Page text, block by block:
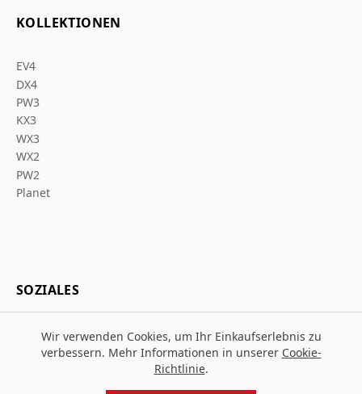
KOLLEKTIONEN
EV4
DX4
PW3
KX3
WX3
WX2
PW2
Planet
SOZIALES
Wir verwenden Cookies, um Ihr Einkaufserlebnis zu
verbessern. Mehr Informationen in unserer Cookie-
Richtlinie.